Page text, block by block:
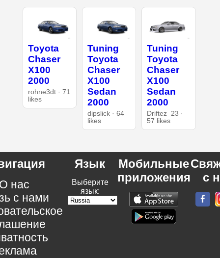
Toyota
Chaser
X100
2000
rohne3dt · 71
likes
Tuning
Toyota
Chaser
X100
Sedan
2000
dipslick · 64
likes
Tuning
Toyota
Chaser
X100
Sedan
2000
Driftez_23 ·
57 likes
нас
с нами
Язык
Выберите
язык:
Мобильные
приложения
с